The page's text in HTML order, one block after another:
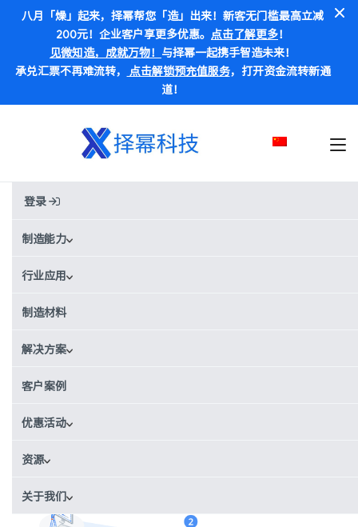
八月「燥」起来，择幂帮您「造」出来！新客无门槛最高立减
200元！企业客户享更多优惠。 点击了解更多！
见微知造，成就万物！ 与择幂一起携手智造未来！
承兑汇票不再难流转， 点击解锁预充值服务，打开资金流转新通
道！
登录
制造能力
行业应用
制造材料
解决方案
客户案例
优惠活动
资源
关于我们
择幂科技：一站式按需制造服务
商
3D图纸、获取实时报价、下单购买三步即可获得所需零部件。我们
的制造网络涵盖了中国及海外5,000多家制造商，可提供您所需的生
产能力，助您进行原型设计和生产。